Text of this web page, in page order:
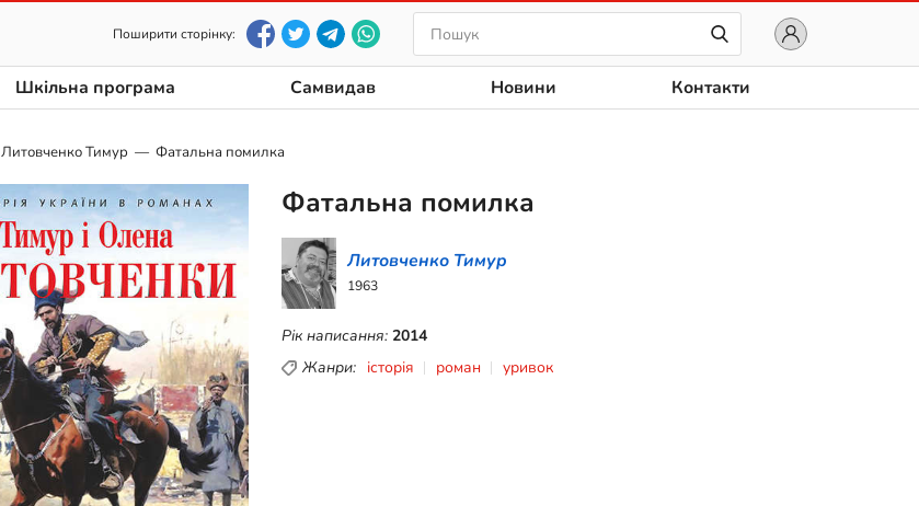
Поширити сторінку:
Шкільна програма Самвидав Новини Контакти
Литовченко Тимур Фатальна помилка
Фатальна помилка
Литовченко Тимур
1963
Рік написання: 2014
Жанри: історія роман уривок